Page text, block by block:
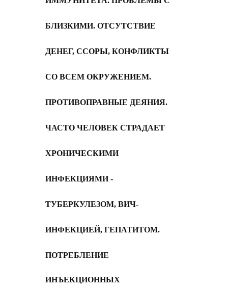
БЛИЗКИМИ. ОТСУТСТВИЕ
ДЕНЕГ, ССОРЫ, КОНФЛИКТЫ
СО ВСЕМ ОКРУЖЕНИЕМ.
ПРОТИВОПРАВНЫЕ ДЕЯНИЯ.
ЧАСТО ЧЕЛОВЕК СТРАДАЕТ
ХРОНИЧЕСКИМИ
ИНФЕКЦИЯМИ -
ТУБЕРКУЛЕЗОМ, ВИЧ-
ИНФЕКЦИЕЙ, ГЕПАТИТОМ.
ПОТРЕБЛЕНИЕ
ИНЪЕКЦИОННЫХ